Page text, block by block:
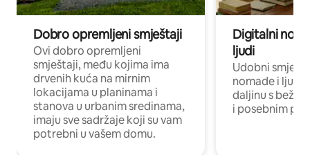
Dobro opremljeni smještaji
Ovi dobro opremljeni
smještaji, među kojima ima
drvenih kuća na mirnim
lokacijama u planinama i
stanova u urbanim sredinama,
imaju sve sadržaje koji su vam
potrebni u vašem domu.
Digitalni
ljudi
Udobni
nomade i ljude
daljinu s
i posebnim